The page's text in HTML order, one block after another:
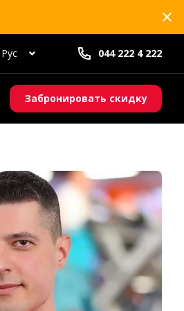
Рус 044 222 4 222
Забронировать скидку